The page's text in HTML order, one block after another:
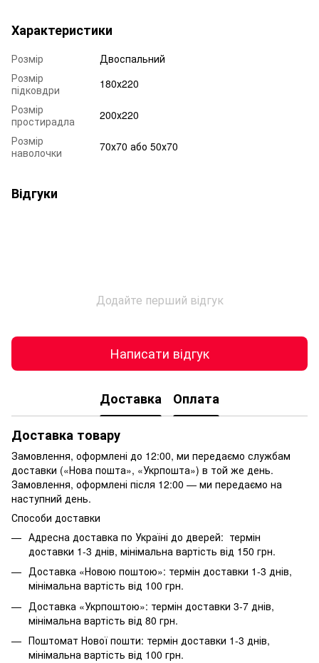
Характеристики
Розмір
Двоспальний
Розмір
підковдри
180х220
Розмір
простирадла
200х220
Розмір
наволочки
70х70 або 50х70
Відгуки
Додайте перший відгук
Написати відгук
Доставка
Оплата
Доставка товару
Замовлення, оформлені до 12:00, ми передаємо службам
доставки («Нова пошта», «Укрпошта») в той же день.
Замовлення, оформлені після 12:00 — ми передаємо на
наступний день.
Способи доставки
Адресна доставка по Україні до дверей: термін
доставки 1-3 днів, мінімальна вартість від 150 грн.
Доставка «Новою поштою»: термін доставки 1-3 днів,
мінімальна вартість від 100 грн.
Доставка «Укрпоштою»: термін доставки 3-7 днів,
мінімальна вартість від 80 грн.
Поштомат Нової пошти: термін доставки 1-3 днів,
мінімальна вартість від 100 грн.